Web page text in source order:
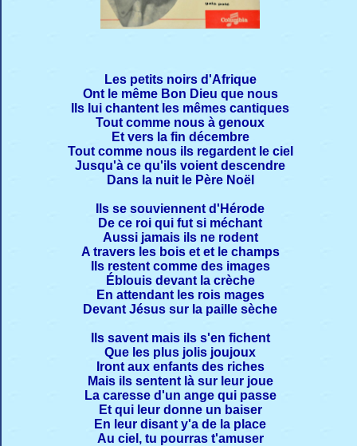
Les petits noirs d'Afrique
Ont le même Bon Dieu que nous
Ils lui chantent les mêmes cantiques
Tout comme nous à genoux
Et vers la fin décembre
Tout comme nous ils regardent le ciel
Jusqu'à ce qu'ils voient descendre
Dans la nuit le Père Noël
Ils se souviennent d'Hérode
De ce roi qui fut si méchant
Aussi jamais ils ne rodent
A travers les bois et et le champs
Ils restent comme des images
Éblouis devant la crèche
En attendant les rois mages
Devant Jésus sur la paille sèche
Ils savent mais ils s'en fichent
Que les plus jolis joujoux
Iront aux enfants des riches
Mais ils sentent là sur leur joue
La caresse d'un ange qui passe
Et qui leur donne un baiser
En leur disant y'a de la place
Au ciel, tu pourras t'amuser